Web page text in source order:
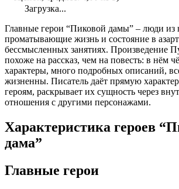
Загрузка...
Главные герои “Пиковой дамы” – люди из
проматывающие жизнь и состояние в
бессмысленных занятиях. Произведение
похоже на рассказ, чем на повесть: в нём
характеры, много подробных описаний,
жизненны. Писатель даёт прямую
героям, раскрывает их сущность через
отношения с другими персонажами.
Характеристика героев
дама”
Главные герои